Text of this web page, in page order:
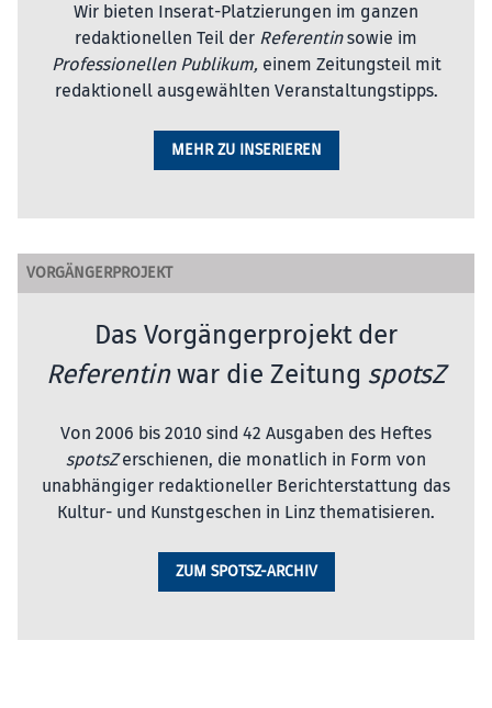
Wir bieten Inserat-Platzierungen im ganzen
redaktionellen Teil der Referentinsowie im
Professionellen Publikum, einem Zeitungsteil mit
redaktionell ausgewählten Veranstaltungstipps.
MEHR ZU INSERIEREN
VORGÄNGERPROJEKT
Das Vorgängerprojekt der
Referentinwar die Zeitung spotsZ
Von 2006 bis 2010 sind 42 Ausgaben des Heftes
spotsZerschienen, die monatlich in Form von
unabhängiger redaktioneller Berichterstattung das
Kultur- und Kunstgeschen in Linz thematisieren.
ZUM SPOTSZ-ARCHIV